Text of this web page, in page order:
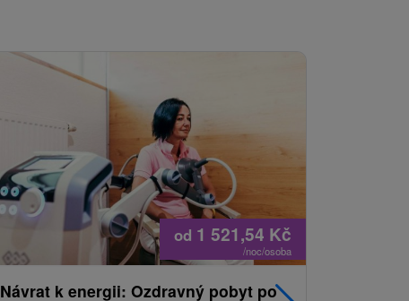
od 1 521,54 Kč
/noc/osoba
Návrat k energii: Ozdravný pobyt po